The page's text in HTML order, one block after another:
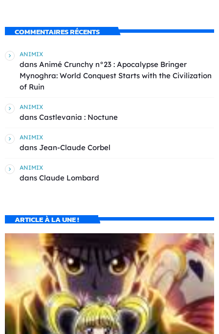
COMMENTAIRES RÉCENTS
ANIMIX
dans Animé Crunchy n°23 : Apocalypse Bringer
Mynoghra: World Conquest Starts with the Civilization
of Ruin
ANIMIX
dans Castlevania : Noctune
ANIMIX
dans Jean-Claude Corbel
ANIMIX
dans Claude Lombard
ARTICLE À LA UNE !